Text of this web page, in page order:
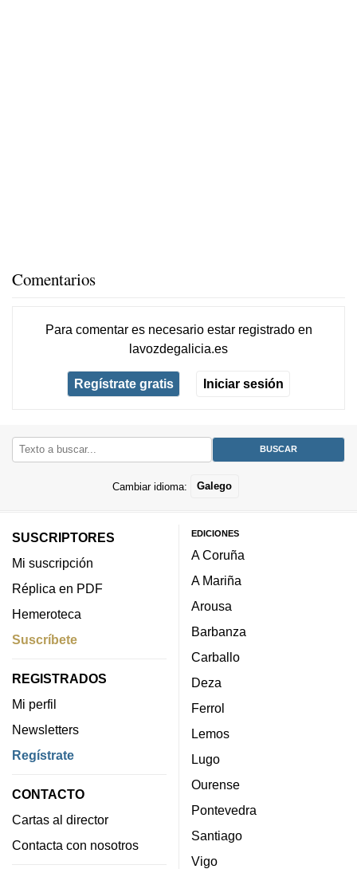
Comentarios
Para comentar es necesario estar registradoen
lavozdegalicia.es
Regístrate gratis Iniciar sesión
Cambiar idioma: Galego
SUSCRIPTORES
Mi suscripción
Réplica en PDF
Hemeroteca
Suscríbete
REGISTRADOS
Mi perfil
Newsletters
Regístrate
CONTACTO
Cartas al director
Contacta con nosotros
EDICIONES
A Coruña
A Mariña
Arousa
Barbanza
Carballo
Deza
Ferrol
Lemos
Lugo
Ourense
Pontevedra
Santiago
Vigo